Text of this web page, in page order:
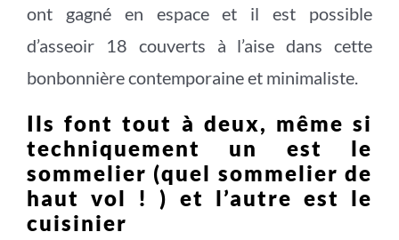
ont gagné en espace et il est possible
d’asseoir 18 couverts à l’aise dans cette
bonbonnière contemporaine et minimaliste.
Ils font tout à deux, même si
techniquement un est le
sommelier (quel sommelier de
haut vol ! ) et l’autre est le
cuisinier